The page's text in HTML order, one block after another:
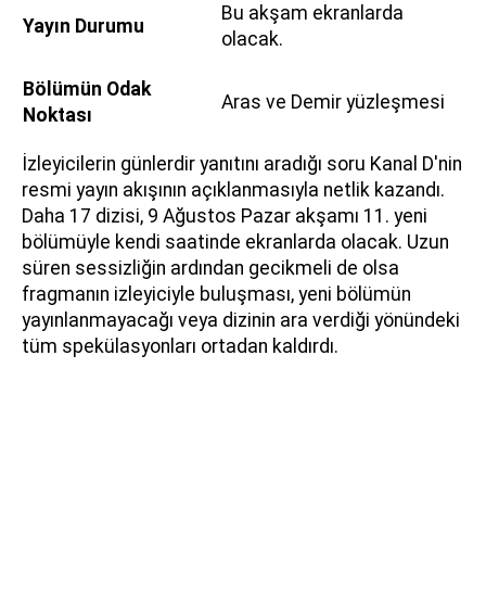
Yayın Durumu
Bu akşam ekranlarda
olacak.
Bölümün Odak
Noktası
Aras ve Demir yüzleşmesi
İzleyicilerin günlerdir yanıtını aradığı soru Kanal D'nin
resmi yayın akışının açıklanmasıyla netlik kazandı.
Daha 17 dizisi, 9 Ağustos Pazar akşamı 11. yeni
bölümüyle kendi saatinde ekranlarda olacak. Uzun
süren sessizliğin ardından gecikmeli de olsa
fragmanın izleyiciyle buluşması, yeni bölümün
yayınlanmayacağı veya dizinin ara verdiği yönündeki
tüm spekülasyonları ortadan kaldırdı.